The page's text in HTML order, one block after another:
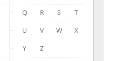
Q
R S
T
U
V W
X
Y
Z